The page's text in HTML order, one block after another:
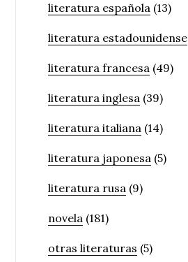
literatura española (13)
literatura estadounidense
literatura francesa (49)
literatura inglesa (39)
literatura italiana (14)
literatura japonesa (5)
literatura rusa (9)
novela (181)
otras literaturas (5)